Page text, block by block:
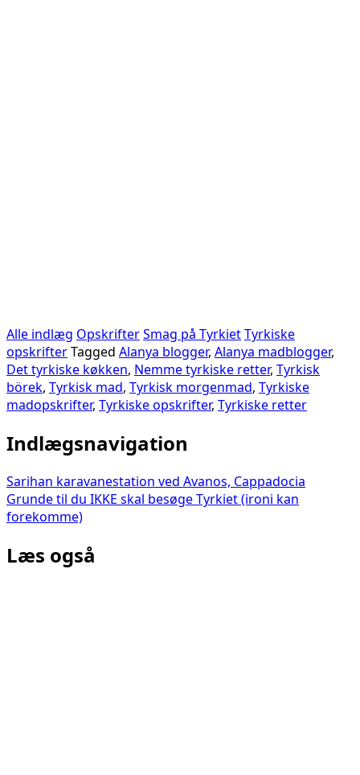
Alle indlæg OpskrifterSmag på TyrkietTyrkiske
opskrifterTagged Alanya blogger, Alanya madblogger,
Det tyrkiske køkken, Nemme tyrkiske retter, Tyrkisk
börek, Tyrkisk mad, Tyrkisk morgenmad, Tyrkiske
madopskrifter, Tyrkiske opskrifter, Tyrkiske retter
Indlægsnavigation
Sarihan karavanestation ved Avanos, Cappadocia
Grunde til du IKKE skal besøge Tyrkiet (ironi kan
forekomme)
Læs også